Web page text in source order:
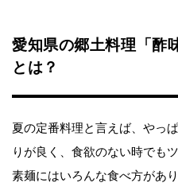
愛知県の郷土料理「酢
とは？
夏の定番料理と言えば、やっ
りが良く、食欲のない時でも
素麺にはいろんな食べ方があ